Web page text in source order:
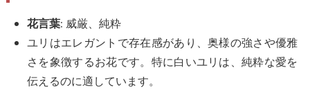
花言葉: 威厳、純粋
ユリはエレガントで存在感があり、奥様の強さや優雅
さを象徴するお花です。特に白いユリは、純粋な愛を
伝えるのに適しています。